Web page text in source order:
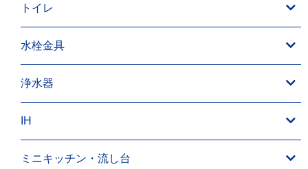
トイレ
水栓金具
浄水器
IH
ミニキッチン・流し台